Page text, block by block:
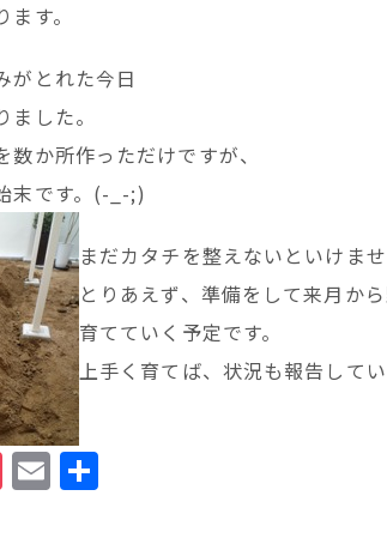
す。
がとれた今日
した。
か所作っただけですが、
末です。(-_-;)
まだカタチを整えないといけませ
とりあえず、準備をして来月か
育てていく予定です。
上手く育てば、状況も報告してい
P
o
E
m